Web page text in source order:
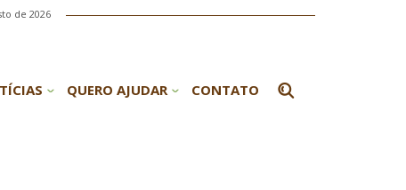
de 2026
QUERO AJUDAR CONTATO